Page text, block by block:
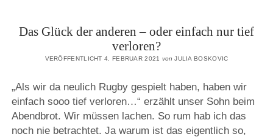
Das Glück der anderen – oder einfach nur tief
verloren?
VERÖFFENTLICHT 4. FEBRUAR 2021 von JULIA BOSKOVIC
„Als wir da neulich Rugby gespielt haben, haben wir
einfach sooo tief verloren…“ erzählt unser Sohn beim
Abendbrot. Wir müssen lachen. So rum hab ich das
noch nie betrachtet. Ja warum ist das eigentlich so,